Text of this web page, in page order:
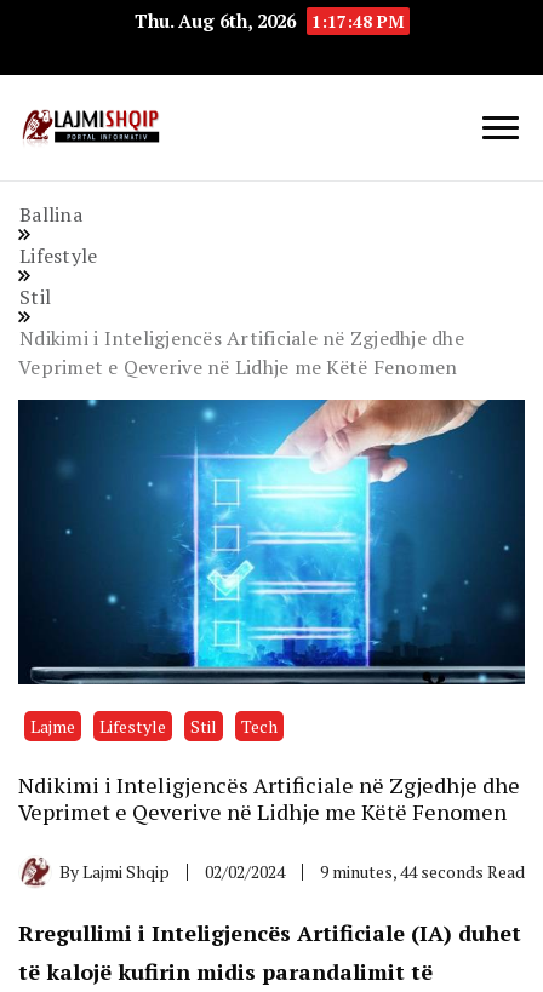
Thu. Aug 6th, 2026 1:17:49 PM
Ballina
Lifestyle
Stil
Ndikimi i Inteligjencës Artificiale në Zgjedhje dhe
Veprimet e Qeverive në Lidhje me Këtë Fenomen
Lajme Lifestyle Stil Tech
Ndikimi i Inteligjencës Artificiale në Zgjedhje dhe
Veprimet e Qeverive në Lidhje me Këtë Fenomen
ByLajmi Shqip 02/02/2024 9 minutes, 44 seconds Read
Rregullimi i Inteligjencës Artificiale (IA) duhet
të kalojë kufirin midis parandalimit të